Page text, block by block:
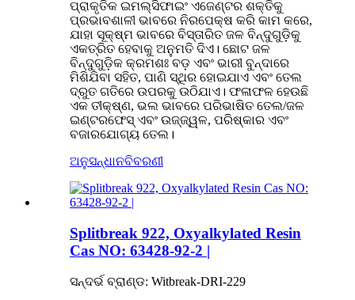
ପ୍ରାକୃତିକ ଇମଲ୍ସିଫାଇଂ ଏଜେଣ୍ଟର ଶକ୍ତିକୁ
ପ୍ରଭାବଶାଳୀ ଭାବରେ ନିରପେକ୍ଷ କରି କାମ କରେ,
ଯାହା ସୂକ୍ଷ୍ମ ଭାବରେ ବିସ୍ତାରିତ ଜଳ ବିନ୍ଦୁଗୁଡ଼ିକୁ
ଏକତ୍ରିତ ହେବାକୁ ଅନୁମତି ଦିଏ। ଛୋଟ ଜଳ
ବିନ୍ଦୁଗୁଡ଼ିକ କ୍ରମଶଃ ବଡ଼ ଏବଂ ଭାରୀ ବୁନ୍ଦାରେ
ମିଶିଯିବା ସହିତ, ପାଣି ସ୍ଥିର ହୋଇଯାଏ ଏବଂ ତେଲ
ଦ୍ରୁତ ଗତିରେ ଉପରକୁ ଉଠିଯାଏ। ଫଳାଫଳ ହେଉଛି
ଏକ ତୀକ୍ଷ୍ଣ, ଭଲ ଭାବରେ ପରିଭାଷିତ ତେଲ/ଜଳ
ଇଣ୍ଟରଫେସ୍ ଏବଂ ଉଜ୍ଜ୍ୱଳ, ପରିଷ୍କାର ଏବଂ
ବଜାରଯୋଗ୍ୟ ତେଲ।
ଅନୁସନ୍ଧାନବିବରଣୀ
Splitbreak 922, Oxyalkylated Resin
Cas NO: 63428-92-2 |
ସନ୍ଦର୍ଭ ବ୍ରାଣ୍ଡ: Witbreak-DRI-229